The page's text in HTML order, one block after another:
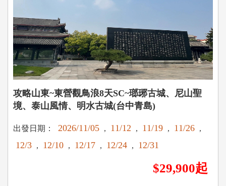
攻略山東~東營觀鳥浪8天SC~瑯琊古城、尼山聖
境、泰山風情、明水古城(台中青島)
出發日期： 2026/11/05 , 11/12 , 11/19 , 11/26 ,
12/3 , 12/10 , 12/17 , 12/24 , 12/31
$29,900起